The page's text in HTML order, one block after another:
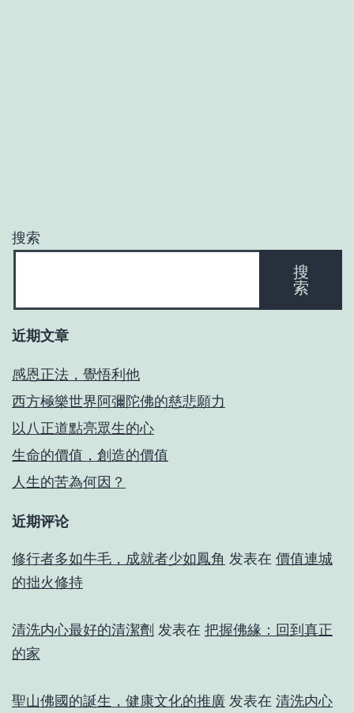
搜索
搜
索
近期文章
感恩正法，覺悟利他
西方極樂世界阿彌陀佛的慈悲願力
以八正道點亮眾生的心
生命的價值，創造的價值
人生的苦為何因？
近期评论
修行者多如牛毛，成就者少如鳳角 发表在 價值連城
的拙火修持
清洗内心最好的清潔劑 发表在 把握佛緣：回到真正
的家
聖山佛國的誕生，健康文化的推廣 发表在 清洗内心